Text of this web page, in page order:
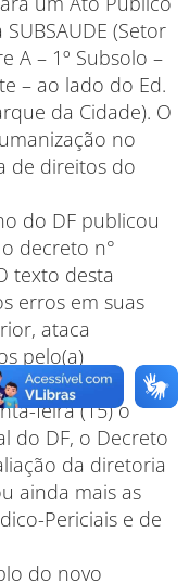
(Setor
A – 1º Subsolo –
– ao lado do Ed.
da Cidade). O
no
de direitos do
do DF publicou
decreto n°
texto desta
erros em suas
ataca
pelo(a)
feira (15) o
do DF, o Decreto
da diretoria
ainda mais as
Periciais e de
do novo